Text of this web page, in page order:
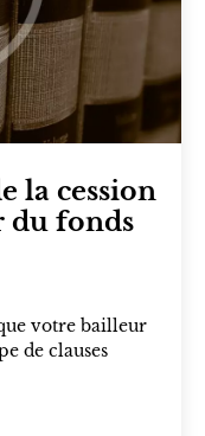
la cession
du fonds
votre bailleur
de clauses